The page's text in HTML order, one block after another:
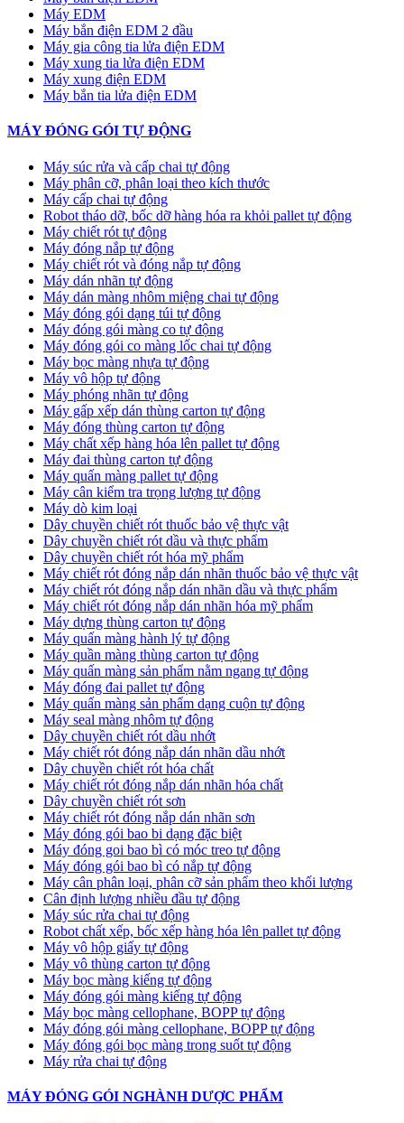
Máy EDM
Máy bắn điện EDM 2 đầu
Máy gia công tia lửa điện EDM
Máy xung tia lửa điện EDM
Máy xung điện EDM
Máy bắn tia lửa điện EDM
MÁY ĐÓNG GÓI TỰ ĐỘNG
Máy súc rửa và cấp chai tự động
Máy phân cỡ, phân loại theo kích thước
Máy cấp chai tự động
Robot tháo dỡ, bốc dỡ hàng hóa ra khỏi pallet tự động
Máy chiết rót tự động
Máy đóng nắp tự động
Máy chiết rót và đóng nắp tự động
Máy dán nhãn tự động
Máy dán màng nhôm miệng chai tự động
Máy đóng gói dạng túi tự động
Máy đóng gói màng co tự động
Máy đóng gói co màng lốc chai tự động
Máy bọc màng nhựa tự động
Máy vô hộp tự động
Máy phóng nhãn tự động
Máy gấp xếp dán thùng carton tự động
Máy đóng thùng carton tự động
Máy chất xếp hàng hóa lên pallet tự động
Máy đai thùng carton tự động
Máy quấn màng pallet tự động
Máy cân kiểm tra trọng lượng tự động
Máy dò kim loại
Dây chuyền chiết rót thuốc bảo vệ thực vật
Dây chuyền chiết rót dầu và thực phẩm
Dây chuyền chiết rót hóa mỹ phẩm
Máy chiết rót đóng nắp dán nhãn thuốc bảo vệ thực vật
Máy chiết rót đóng nắp dán nhãn dầu và thực phẩm
Máy chiết rót đóng nắp dán nhãn hóa mỹ phẩm
Máy dựng thùng carton tự động
Máy quấn màng hành lý tự động
Máy quần màng thùng carton tự động
Máy quấn màng sản phẩm nằm ngang tự động
Máy đóng đai pallet tự động
Máy quấn màng sản phẩm dạng cuộn tự động
Máy seal màng nhôm tự động
Dây chuyền chiết rót dầu nhớt
Máy chiết rót đóng nắp dán nhãn dầu nhớt
Dây chuyền chiết rót hóa chất
Máy chiết rót đóng nắp dán nhãn hóa chất
Dây chuyền chiết rót sơn
Máy chiết rót đóng nắp dán nhãn sơn
Máy đóng gói bao bi dạng đặc biệt
Máy đóng goi bao bì có móc treo tự động
Máy đóng gói bao bì có nắp tự động
Máy cân phân loại, phân cỡ sản phẩm theo khối lượng
Cân định lượng nhiều đầu tự động
Máy súc rửa chai tự động
Robot chất xếp, bốc xếp hàng hóa lên pallet tự động
Máy vô hộp giấy tự động
Máy vô thùng carton tự động
Máy bọc màng kiếng tự động
Máy đóng gói màng kiếng tự động
Máy bọc màng cellophane, BOPP tự động
Máy đóng gói màng cellophane, BOPP tự động
Máy đóng gói bọc màng trong suốt tự động
Máy rửa chai tự động
MÁY ĐÓNG GÓI NGHÀNH DƯỢC PHẨM